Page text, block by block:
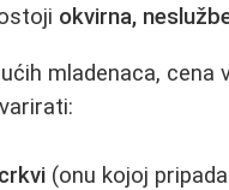
okvirna,
mladenaca, cena
(onu kojoj